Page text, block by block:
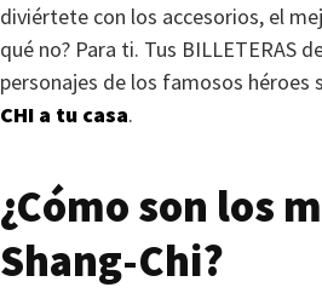
diviértete con los accesorios, el
qué no? Para ti. Tus BILLETERAS
personajes de los famosos
CHI a tu casa.
¿Cómo son los
Shang-Chi?